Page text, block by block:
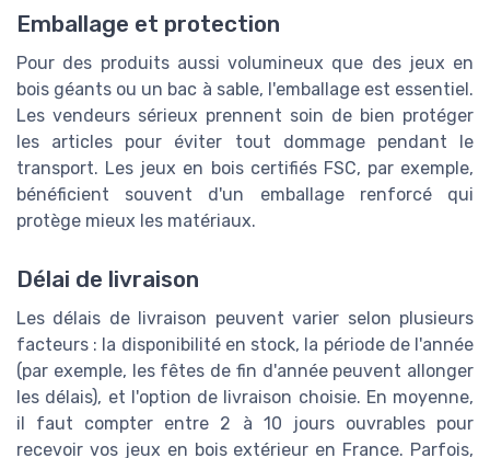
Emballage et protection
Pour des produits aussi volumineux que des jeux en
bois géants ou un bac à sable, l'emballage est essentiel.
Les vendeurs sérieux prennent soin de bien protéger
les articles pour éviter tout dommage pendant le
transport. Les jeux en bois certifiés FSC, par exemple,
bénéficient souvent d'un emballage renforcé qui
protège mieux les matériaux.
Délai de livraison
Les délais de livraison peuvent varier selon plusieurs
facteurs : la disponibilité en stock, la période de l'année
(par exemple, les fêtes de fin d'année peuvent allonger
les délais), et l'option de livraison choisie. En moyenne,
il faut compter entre 2 à 10 jours ouvrables pour
recevoir vos jeux en bois extérieur en France. Parfois,